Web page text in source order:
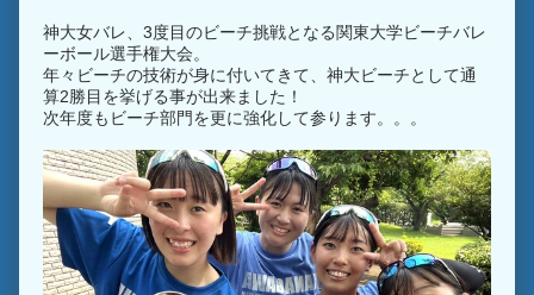
神大女バレ、3度目のビーチ挑戦となる関東大学ビーチバレ
ーボール選手権大会。
年々ビーチの技術が身に付いてきて、神大ビーチとして通
算2勝目を挙げる事が出来ました！
次年度もビーチ部門を更に強化して参ります。。。